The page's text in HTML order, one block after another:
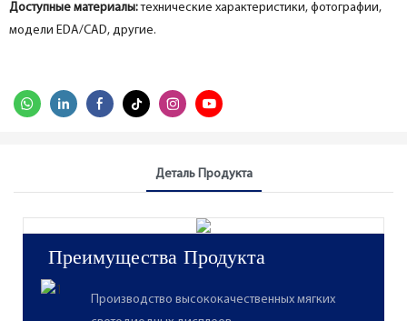
Доступные материалы:технические характеристики, фотографии,
модели EDA/CAD, другие.
Деталь Продукта
Преимущества Продукта
Производство высококачественных мягких